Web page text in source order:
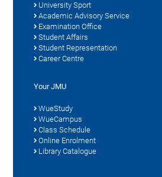
University Sport
Academic Advisory Service
Examination Office
Student Affairs
Student Representation
Career Centre
Your JMU
WueStudy
WueCampus
Class Schedule
Online Enrolment
Library Catalogue